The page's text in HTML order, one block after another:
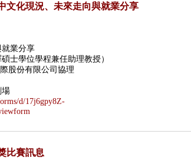
文化現況、未來走向與就業分享
業分享
士學位學程兼任助理教授）
股份有限公司協理
場
d/17j6gpy8Z-
比賽訊息